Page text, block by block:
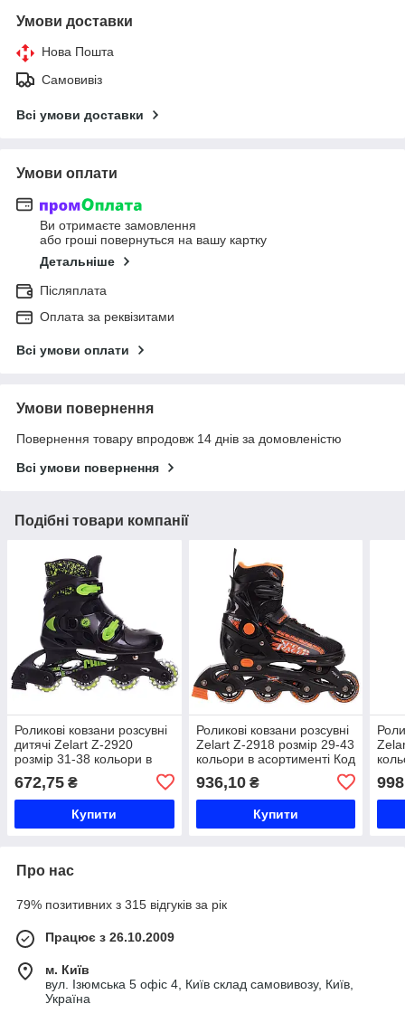
Умови доставки
Нова Пошта
Самовивіз
Всі умови доставки
Умови оплати
Ви отримаєте замовлення
або гроші повернуться на вашу картку
Детальніше
Післяплата
Оплата за реквізитами
Всі умови оплати
Умови повернення
Повернення товару впродовж 14 днів за домовленістю
Всі умови повернення
Подібні товари компанії
Роликові ковзани розсувні
дитячі Zelart Z-2920
розмір 31-38 кольори в
асортименті Код Z-2920
672,75 ₴
Купити
Роликові ковзани розсувні
Zelart Z-2918 розмір 29-43
кольори в асортименті Код
936,10₴
Купити
Про нас
79% позитивних з 315 відгуків за рік
Працює з 26.10.2009
м. Київ
вул. Ізюмська 5 офіс 4, Київ склад самовивозу, Київ,
Україна